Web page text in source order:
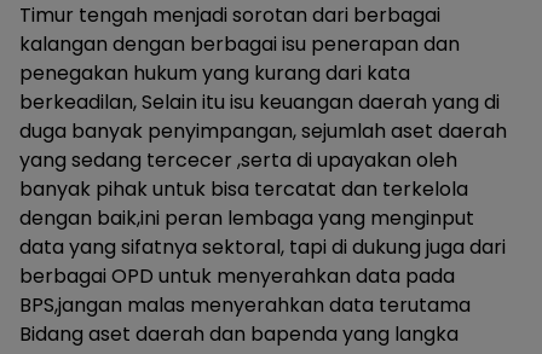
Timur tengah menjadi sorotan dari berbagai
kalangan dengan berbagai isu penerapan dan
penegakan hukum yang kurang dari kata
berkeadilan, Selain itu isu keuangan daerah yang di
duga banyak penyimpangan, sejumlah aset daerah
yang sedang tercecer ,serta di upayakan oleh
banyak pihak untuk bisa tercatat dan terkelola
dengan baik,ini peran lembaga yang menginput
data yang sifatnya sektoral, tapi di dukung juga dari
berbagai OPD untuk menyerahkan data pada
BPS,jangan malas menyerahkan data terutama
Bidang aset daerah dan bapenda yang langka